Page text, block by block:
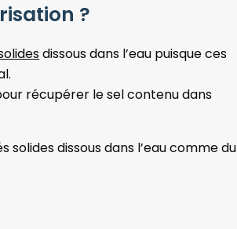
?
dissous dans l’eau puisque ces
récupérer le sel contenu dans
dissous dans l’eau comme du